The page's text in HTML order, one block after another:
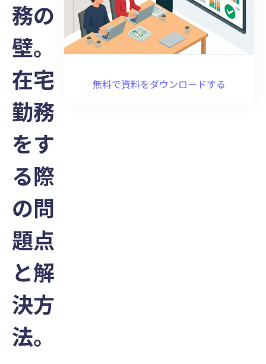
務の
壁。
在宅
勤務
をす
る際
の問
題点
と解
決方
法。
無料で資料をダウンロードする